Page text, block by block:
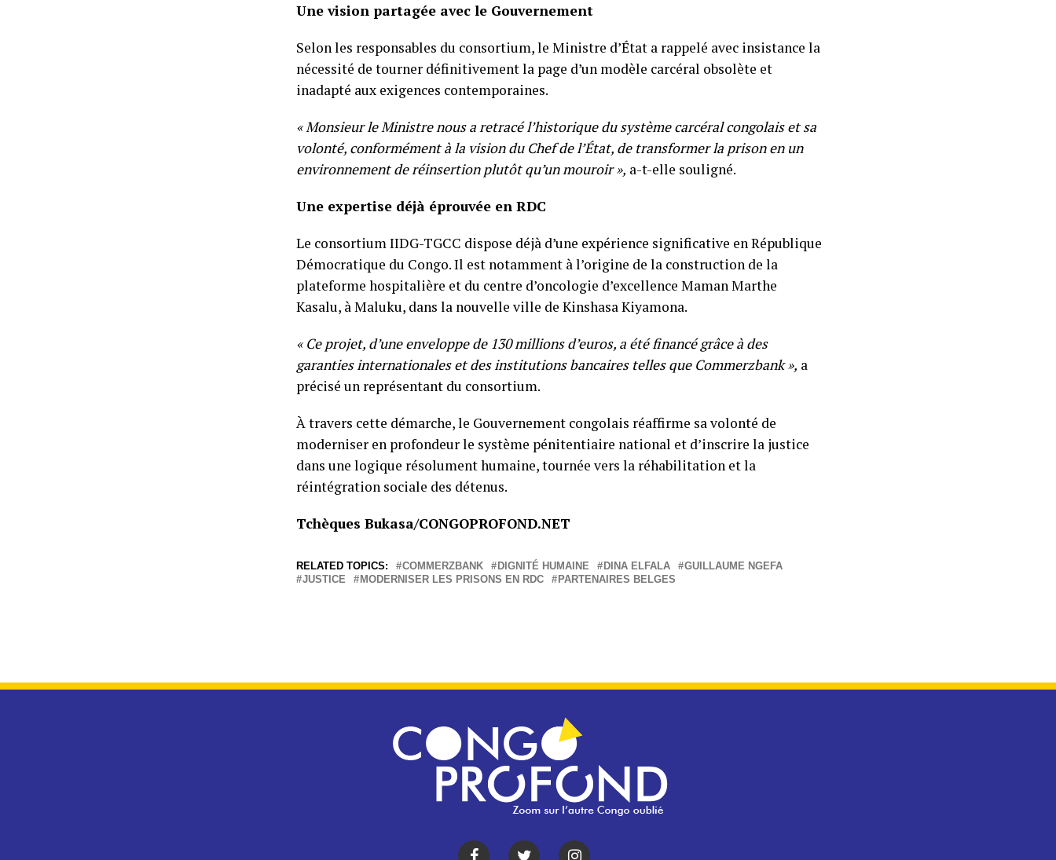
Une vision partagée avec le Gouvernement
Selon les responsables du consortium, le Ministre d’État a rappelé avec insistance la
nécessité de tourner définitivement la page d’un modèle carcéral obsolète et
inadapté aux exigences contemporaines.
« Monsieur le Ministre nous a retracé l’historique du système carcéral congolais et sa
volonté, conformément à la vision du Chef de l’État, de transformer la prison en un
environnement de réinsertion plutôt qu’un mouroir », a-t-elle souligné.
Une expertise déjà éprouvée en RDC
Le consortium IIDG-TGCC dispose déjà d’une expérience significative en République
Démocratique du Congo. Il est notamment à l’origine de la construction de la
plateforme hospitalière et du centre d’oncologie d’excellence Maman Marthe
Kasalu, à Maluku, dans la nouvelle ville de Kinshasa Kiyamona.
« Ce projet, d’une enveloppe de 130 millions d’euros, a été financé grâce à des
garanties internationales et des institutions bancaires telles que Commerzbank », a
précisé un représentant du consortium.
À travers cette démarche, le Gouvernement congolais réaffirme sa volonté de
moderniser en profondeur le système pénitentiaire national et d’inscrire la justice
dans une logique résolument humaine, tournée vers la réhabilitation et la
réintégration sociale des détenus.
Tchèques Bukasa/CONGOPROFOND.NET
RELATED TOPICS: COMMERZBANK DIGNITÉ HUMAINE DINA ELFALA
GUILLAUME NGEFA
JUSTICE
MODERNISER LES PRISONS EN RDC PARTENAIRES BELGES